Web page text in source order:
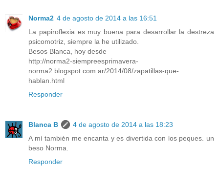
Norma2 4 de agosto de 2014 a las 16:51
La papiroflexia es muy buena para desarrollar la destreza
psicomotriz, siempre la he utilizado.
Besos Blanca, hoy desde
http://norma2-siempreesprimavera-
norma2.blogspot.com.ar/2014/08/zapatillas-que-
hablan.html
Responder
Blanca B
4 de agosto de 2014 a las 18:23
A mí también me encanta y es divertida con los peques. un
beso Norma.
Responder